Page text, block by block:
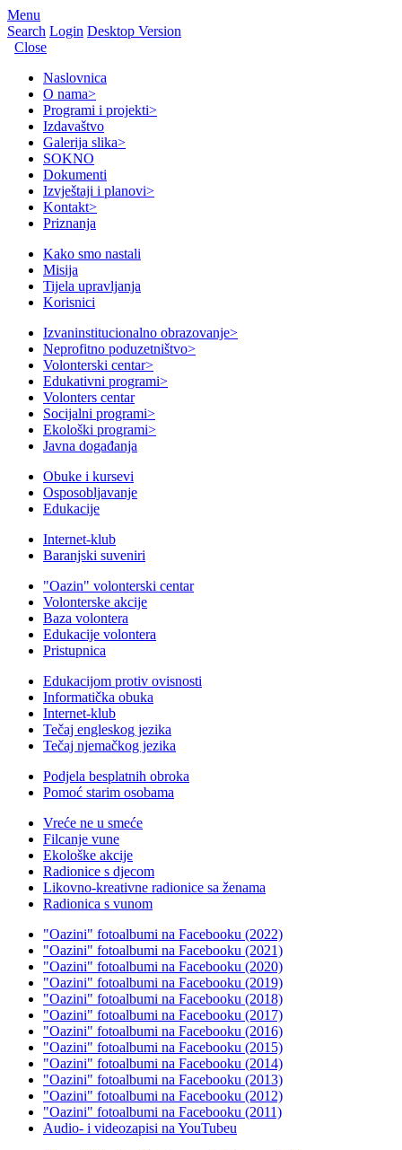
Menu
Search Login Desktop Version
Close
Naslovnica
O nama>
Programi i projekti>
Izdavaštvo
Galerija slika>
SOKNO
Dokumenti
Izvještaji i planovi>
Kontakt>
Priznanja
Kako smo nastali
Misija
Tijela upravljanja
Korisnici
Izvaninstitucionalno obrazovanje>
Neprofitno poduzetništvo>
Volonterski centar>
Edukativni programi>
Volonters centar
Socijalni programi>
Ekološki programi>
Javna događanja
Obuke i kursevi
Osposobljavanje
Edukacije
Internet-klub
Baranjski suveniri
"Oazin" volonterski centar
Volonterske akcije
Baza volontera
Edukacije volontera
Pristupnica
Edukacijom protiv ovisnosti
Informatička obuka
Internet-klub
Tečaj engleskog jezika
Tečaj njemačkog jezika
Podjela besplatnih obroka
Pomoć starim osobama
Vreće ne u smeće
Filcanje vune
Ekološke akcije
Radionice s djecom
Likovno-kreativne radionice sa ženama
Radionica s vunom
"Oazini" fotoalbumi na Facebooku (2022)
"Oazini" fotoalbumi na Facebooku (2021)
"Oazini" fotoalbumi na Facebooku (2020)
"Oazini" fotoalbumi na Facebooku (2019)
"Oazini" fotoalbumi na Facebooku (2018)
"Oazini" fotoalbumi na Facebooku (2017)
"Oazini" fotoalbumi na Facebooku (2016)
"Oazini" fotoalbumi na Facebooku (2015)
"Oazini" fotoalbumi na Facebooku (2014)
"Oazini" fotoalbumi na Facebooku (2013)
"Oazini" fotoalbumi na Facebooku (2012)
"Oazini" fotoalbumi na Facebooku (2011)
Audio- i videozapisi na YouTubeu